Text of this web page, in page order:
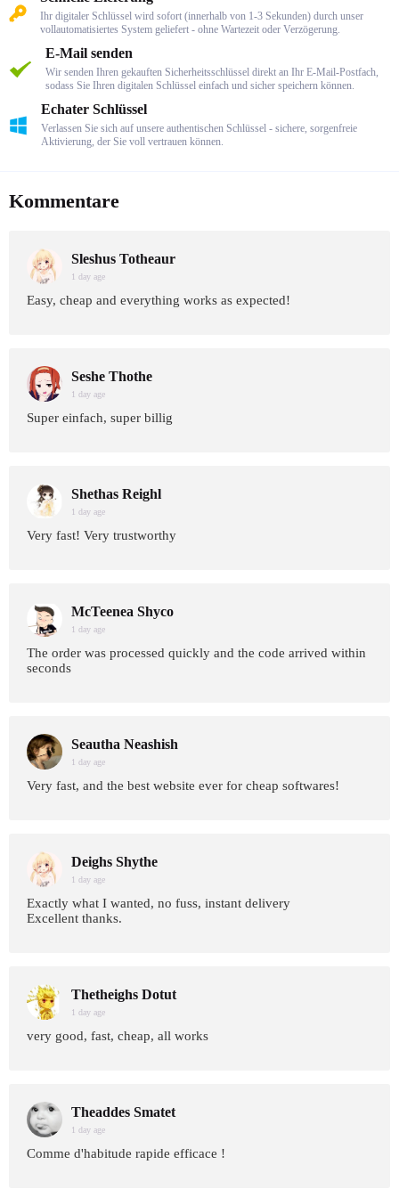
Ihr digitaler Schlüssel wird sofort (innerhalb von 1-3 Sekunden) durch unser
vollautomatisiertes System geliefert - ohne Wartezeit oder Verzögerung.
E-Mail senden
Wir senden Ihren gekauften Sicherheitsschlüssel direkt an Ihr E-Mail-Postfach,
sodass Sie Ihren digitalen Schlüssel einfach und sicher speichern können.
Echater Schlüssel
Verlassen Sie sich auf unsere authentischen Schlüssel - sichere, sorgenfreie
Aktivierung, der Sie voll vertrauen können.
Kommentare
Sleshus Totheaur
1 day age
Easy, cheap and everything works as expected!
Seshe Thothe
1 day age
Super einfach, super billig
Shethas Reighl
1 day age
Very fast! Very trustworthy
McTeenea Shyco
1 day age
The order was processed quickly and the code arrived within
seconds
Seautha Neashish
1 day age
Very fast, and the best website ever for cheap softwares!
Deighs Shythe
1 day age
Exactly what I wanted, no fuss, instant delivery
Excellent thanks.
Thetheighs Dotut
1 day age
very good, fast, cheap, all works
Theaddes Smatet
1 day age
Comme d'habitude rapide efficace !